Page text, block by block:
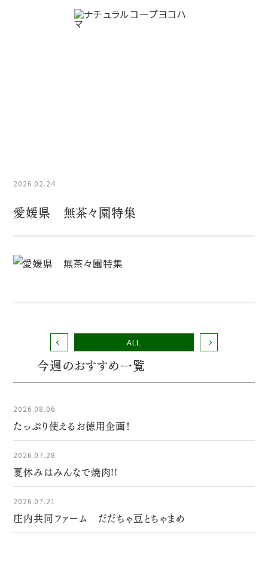
2026.02.24
愛媛県 無茶々園特集
ALL
今週のおすすめ一覧
2026.08.06
たっぷり使えるお徳用企画！
2026.07.28
夏休みはみんなで焼肉!!
2026.07.21
庄内共同ファーム だだちゃ豆とちゃまめ